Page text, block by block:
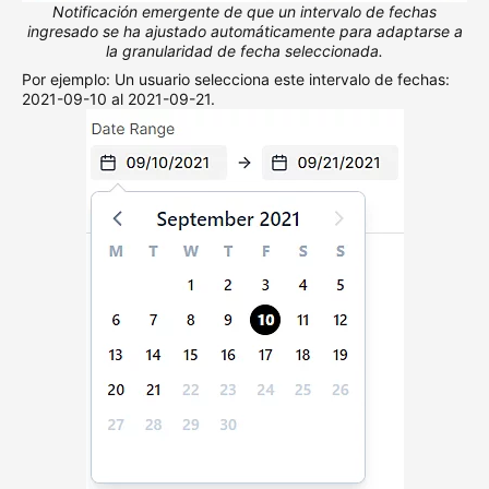
Notificación emergente de que un intervalo de fechas
ingresado se ha ajustado automáticamente para adaptarse a
la granularidad de fecha seleccionada.
Por ejemplo: Un usuario selecciona este intervalo de fechas:
2021-09-10 al 2021-09-21.